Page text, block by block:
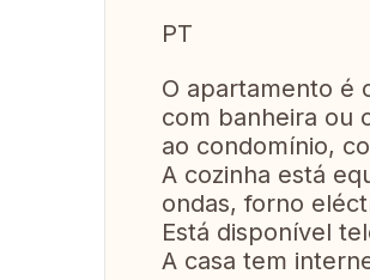
PT
O apartamento é
com banheira ou
ao condomínio,
A cozinha está
ondas, forno
Está disponível
A casa tem